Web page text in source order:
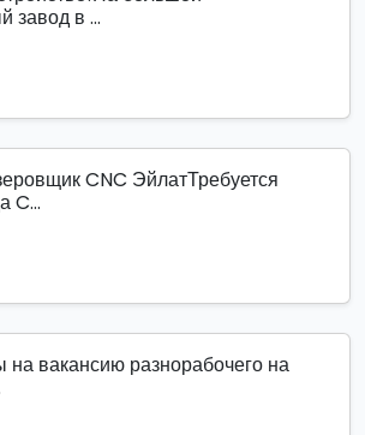
завод в ...
CNC ЭйлатТребуется
C...
на вакансию разнорабочего на